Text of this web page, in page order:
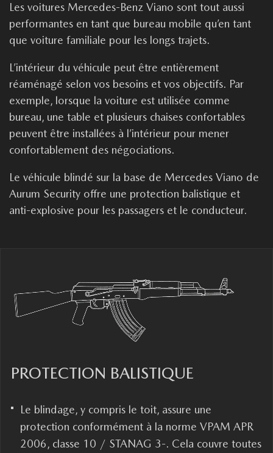
Les voitures Mercedes-Benz Viano sont tout aussi
performantes en tant que bureau mobile qu’en tant
que voiture familiale pour les longs trajets.
L’intérieur du véhicule peut être entièrement
réaménagé selon vos besoins et vos objectifs. Par
exemple, lorsque la voiture est utilisée comme
bureau, une table et plusieurs chaises confortables
peuvent être installées à l’intérieur pour mener
confortablement des négociations.
Le véhicule blindé sur la base de Mercedes Viano de
Aurum Security offre une protection balistique et
anti-explosive pour les passagers et le conducteur.
PROTECTION BALISTIQUE
Le blindage, y compris le toit, assure une
protection conformément à la norme VPAM APR
2006, classe 10 / STANAG 3-. Cela couvre toutes